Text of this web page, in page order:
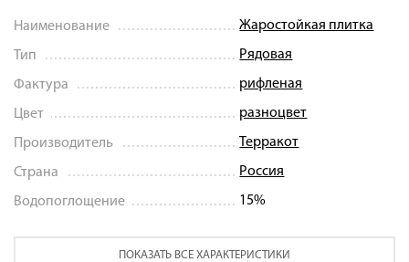
Наименование Жаростойкая плитка
Тип Рядовая
Фактура рифленая
Цвет разноцвет
Производитель Терракот
Страна Россия
Водопоглощение 15%
ПОКАЗАТЬ ВСЕ ХАРАКТЕРИСТИКИ